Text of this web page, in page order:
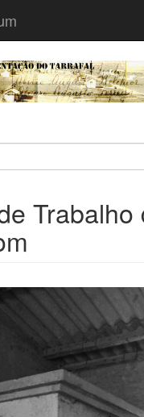
Trabalho